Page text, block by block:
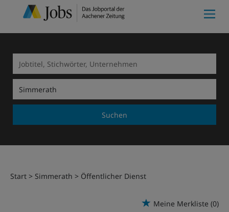
Suchen
Start Simmerath Öffentlicher Dienst
Meine Merkliste (0)